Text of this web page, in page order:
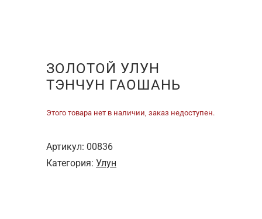
ЗОЛОТОЙ УЛУН
ТЭНЧУН ГАОШАНЬ
Этого товара нет в наличии, заказ недоступен.
Артикул: 00836
Категория: Улун